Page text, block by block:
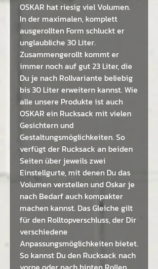
OSKAR hat riesig viel Volumen.
In der maximalen, komplett
ausgerollten Form schluckt er
unglaubliche 30 Liter.
Zusammengerollt kommt er
immer noch auf gut 23 Liter, die
Du je nach Rollvariante beliebig
bis 30 Liter erweitern kannst. Wie
alle unsere Produkte ist auch
OSKAR ein Rucksack mit vielen
Gesichtern und
Gestaltungsmöglichkeiten. So
verfügt der Rucksack an beiden
Seiten über jeweils zwei
Einstellgurte, mit denen Du das
Volumen verstellen und Oskar je
nach Bedarf auch kompakter
machen kannst. Das Gleiche gilt
für den Rolltopverschluss, der Dir
verschiedene
Anpassungsmöglichkeiten bietet.
So kannst Du den Rucksack nach